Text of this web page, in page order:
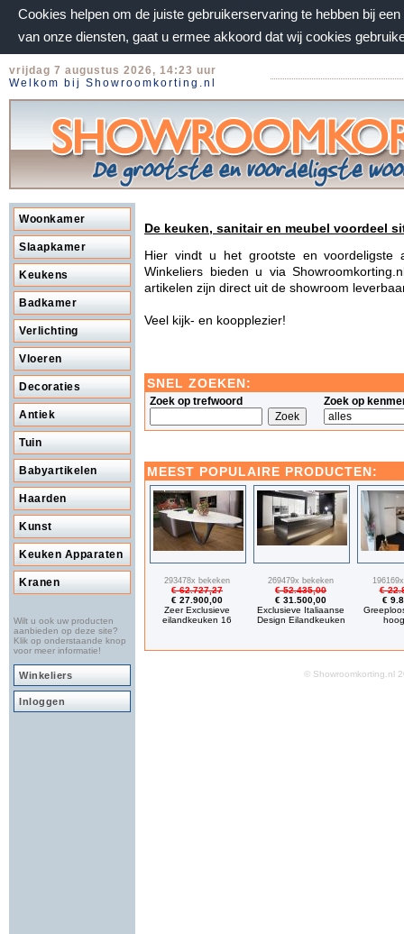
Cookies helpen om de juiste gebruikerservaring te hebben bij
van onze diensten, gaat u ermee akkoord dat wij cookies
vrijdag 7 augustus 2026, 14:23 uur
Welkom bij Showroomkorting.nl
Woonkamer
Slaapkamer
Keukens
Badkamer
Verlichting
Vloeren
Decoraties
Antiek
Tuin
Babyartikelen
Haarden
Kunst
Keuken Apparaten
Kranen
Wilt u ook uw producten
aanbieden op deze site?
Klik op onderstaande knop
voor meer informatie!
Winkeliers
Inloggen
De keuken, sanitair en meubel voordeel
Hier vindt u het grootste en voordeligste
Winkeliers bieden u via
artikelen zijn direct uit de showroom
Veel kijk- en koopplezier!
SNEL ZOEKEN:
Zoek op trefwoord Zoek op
MEEST POPULAIRE PRODUCTEN:
293478x bekeken
€ 62.727,27
€ 27.900,00
Zeer Exclusieve
eilandkeuken 16
269479x bekeken
€ 52.435,00
€ 31.500,00
Exclusieve Italiaanse
Design Eilandkeuken
€
€
©